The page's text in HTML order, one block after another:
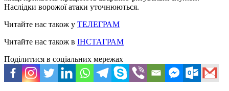
Наслідки ворожої атаки уточнюються.
Читайте нас також у ТЕЛЕГРАМ
Читайте нас також в ІНСТАГРАМ
Поділитися в соціальних мережах